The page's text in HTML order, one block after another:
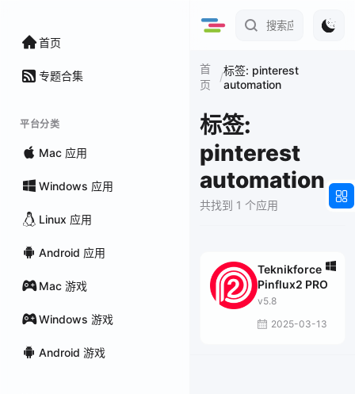
首页
专题合集
平台分类
Mac 应用
Windows 应用
Linux 应用
Android 应用
Mac 游戏
Windows 游戏
Android 游戏
首
页
/标签: pinterest
automation
标签:
pinterest
automation
共找到 1 个应用
Teknikforce
Pinflux2 PRO
v5.8
2025-03-13